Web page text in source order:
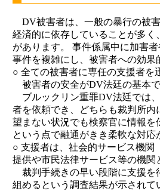
DV被害者は、一般の暴行の被
経済的に依存していることが多
があります。 事件係属中に加害
事件を複雑にし、被害者への効果
○ 全ての被害者に専任の支援者を
被害者の安全がDV法廷の基本
ブルックリン重罪DV法廷では
者を依頼でき、どちらも裁判所
望まない状況でも検察官に情報
という点で融通がきき柔軟な対応
○ 支援者は、社会的サービス機関
提供や市民法律サービス等の機関
裁判手続きの早い段階に支援を
組めるという調査結果が示されて